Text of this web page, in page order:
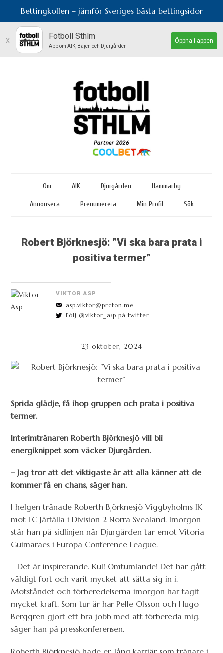
Bettingkollen – jämför Sveriges bästa bettingsidor
x Fotboll Sthlm
App om AIK, Bajen och Djurgården
Öppna i appen
Om AIK Djurgården Hammarby
Annonsera Prenumerera Min Profil Sök
Robert Björknesjö: ”Vi ska bara prata i
positiva termer”
VIKTOR ASP
asp.viktor@proton.me
Följ @viktor_asp på twitter
23 oktober, 2024
Sprida glädje, få ihop gruppen och prata i positiva
termer.
Interimtränaren Roberth Björknesjö vill bli
energiknippet som väcker Djurgården.
– Jag tror att det viktigaste är att alla känner att de
kommer få en chans, säger han.
I helgen tränade Roberth Björknesjö Viggbyholms IK
mot FC Järfälla i Division 2 Norra Svealand. Imorgon
står han på sidlinjen när Djurgården tar emot Vitoria
Guimaraes i Europa Conference League.
– Det är inspirerande. Kul! Omtumlande! Det har gått
väldigt fort och varit mycket att sätta sig in i.
Motståndet och förberedelserna imorgon har tagit
mycket kraft. Som tur är har Pelle Olsson och Hugo
Berggren gjort ett bra jobb med att förbereda mig,
säger han på presskonferensen.
Roberth Björknesjö hade en lång karriär som tränare i